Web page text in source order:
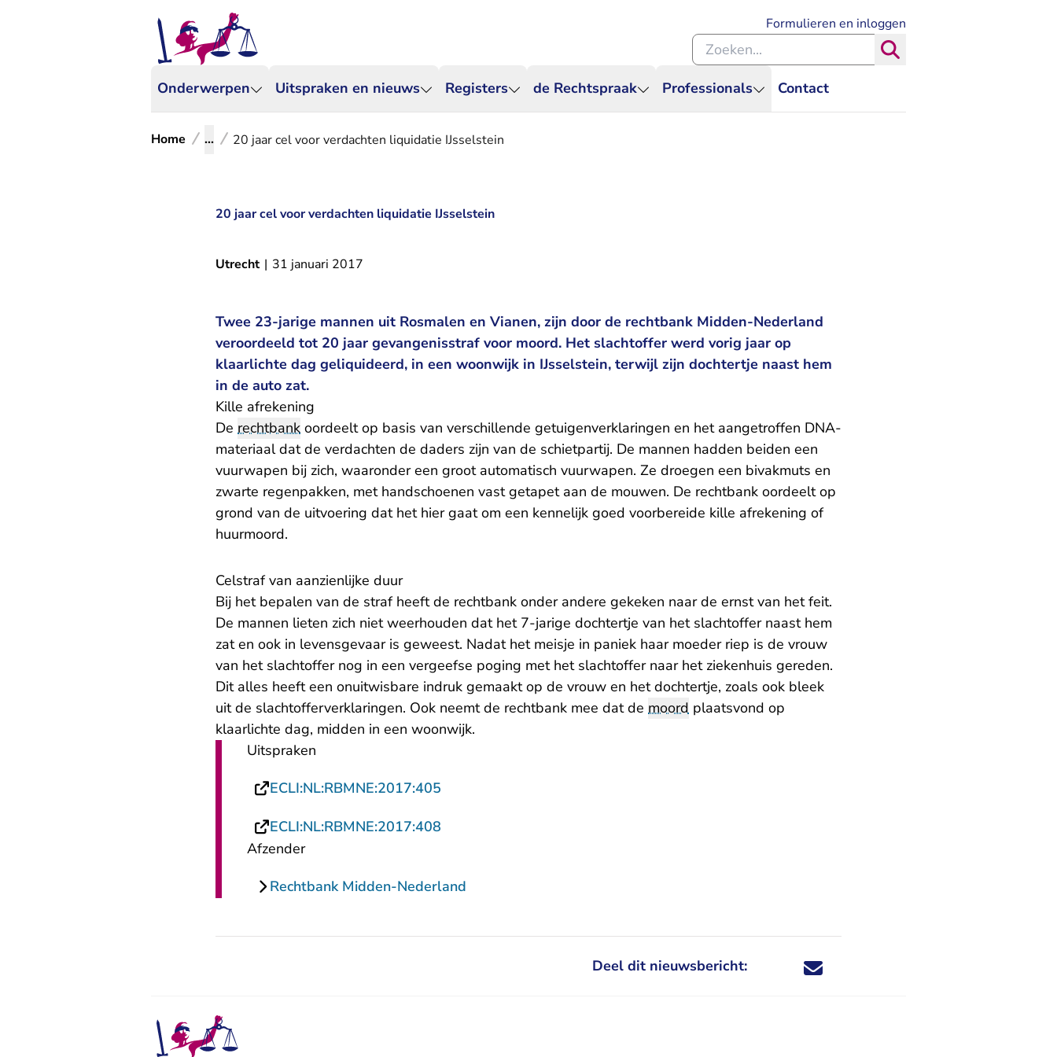
Onderwerpen Uitspraken en nieuws Registers de Rechtspraak Professionals Contact
Formulieren en inloggen
Zoeken binnen de Rechtspraak
Home ... 20 jaar cel voor verdachten liquidatie IJsselstein
20 jaar cel voor verdachten liquidatie IJsselstein
Utrecht | 31 januari 2017
Twee 23-jarige mannen uit Rosmalen en Vianen, zijn door de rechtbank Midden-Nederland
veroordeeld tot 20 jaar gevangenisstraf voor moord. Het slachtoffer werd vorig jaar op
klaarlichte dag geliquideerd, in een woonwijk in IJsselstein, terwijl zijn dochtertje naast hem
in de auto zat.
Kille afrekening
De rechtbank oordeelt op basis van verschillende getuigenverklaringen en het aangetroffen DNA-
materiaal dat de verdachten de daders zijn van de schietpartij. De mannen hadden beiden een
vuurwapen bij zich, waaronder een groot automatisch vuurwapen. Ze droegen een bivakmuts en
zwarte regenpakken, met handschoenen vast getapet aan de mouwen. De rechtbank oordeelt op
grond van de uitvoering dat het hier gaat om een kennelijk goed voorbereide kille afrekening of
huurmoord.
Celstraf van aanzienlijke duur
Bij het bepalen van de straf heeft de rechtbank onder andere gekeken naar de ernst van het feit.
De mannen lieten zich niet weerhouden dat het 7-jarige dochtertje van het slachtoffer naast hem
zat en ook in levensgevaar is geweest. Nadat het meisje in paniek haar moeder riep is de vrouw
van het slachtoffer nog in een vergeefse poging met het slachtoffer naar het ziekenhuis gereden.
Dit alles heeft een onuitwisbare indruk gemaakt op de vrouw en het dochtertje, zoals ook bleek
uit de slachtofferverklaringen. Ook neemt de rechtbank mee dat de moord plaatsvond op
klaarlichte dag, midden in een woonwijk.
Uitspraken
ECLI:NL:RBMNE:2017:405
ECLI:NL:RBMNE:2017:408
Afzender
Rechtbank Midden-Nederland
Deel dit nieuwsbericht: Deel dit nieuwsbericht via X - U verlaat
Deel dit nieuwsbericht via Facebook - U
Deel dit nieuwsbericht via e-mail
Deel dit nieuwsbericht via LinkedIn - U